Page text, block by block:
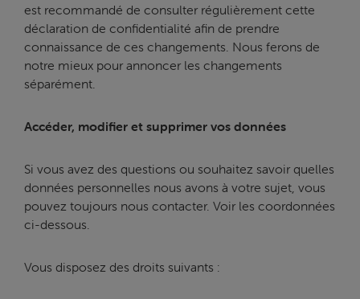
est recommandé de consulter régulièrement cette
déclaration de confidentialité afin de prendre
connaissance de ces changements. Nous ferons de
notre mieux pour annoncer les changements
séparément.
Accéder, modifier et supprimer vos données
Si vous avez des questions ou souhaitez savoir quelles
données personnelles nous avons à votre sujet, vous
pouvez toujours nous contacter. Voir les coordonnées
ci-dessous.
Vous disposez des droits suivants :